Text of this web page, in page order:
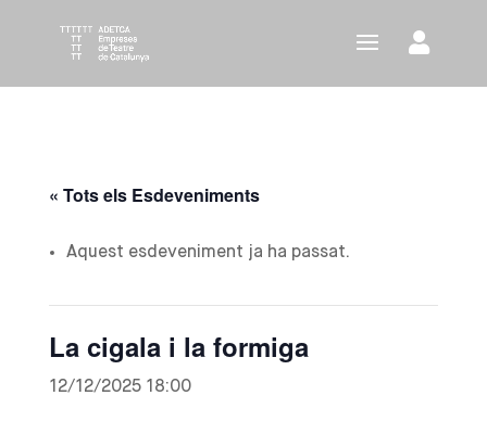
« Tots els Esdeveniments
Aquest esdeveniment ja ha passat.
La cigala i la formiga
12/12/2025 18:00